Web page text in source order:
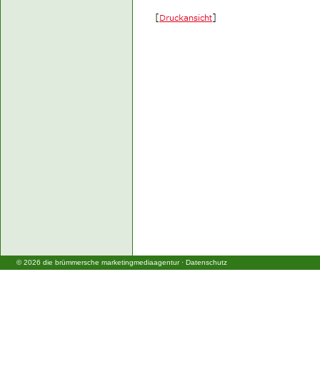
© 2026 die brümmersche marketingmediaagentur· Datenschutz